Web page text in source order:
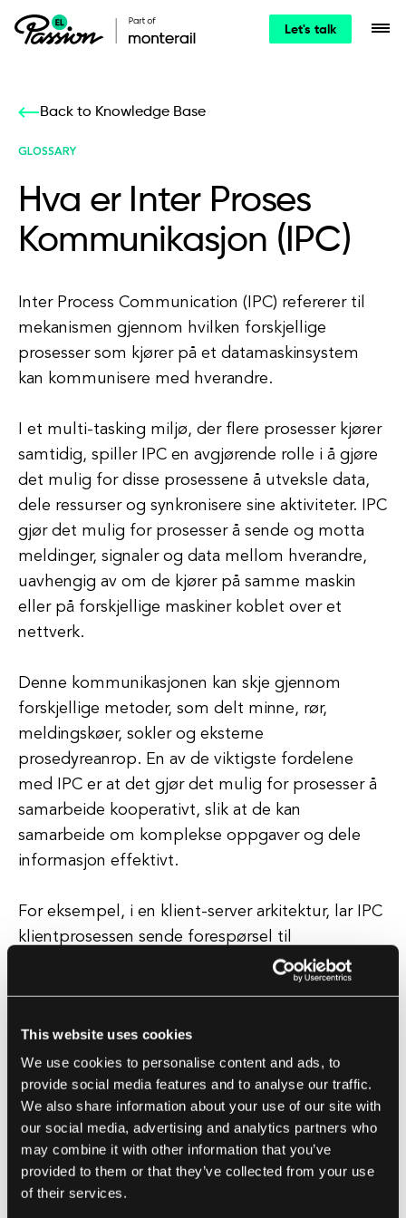
This website uses cookies
We use cookies to personalise content and ads, to
provide social media features and to analyse our traffic.
We also share information about your use of our site with
our social media, advertising and analytics partners who
may combine it with other information that you’ve
provided to them or that they’ve collected from your use
of their services.
Let's talk
Back to Knowledge Base
GLOSSARY
Hva er Inter Proses
Kommunikasjon (IPC)
Inter Process Communication (IPC) refererer til
mekanismen gjennom hvilken forskjellige
prosesser som kjører på et datamaskinsystem
kan kommunisere med hverandre.
I et multi-tasking miljø, der flere prosesser kjører
samtidig, spiller IPC en avgjørende rolle i å gjøre
det mulig for disse prosessene å utveksle data,
dele ressurser og synkronisere sine aktiviteter. IPC
gjør det mulig for prosesser å sende og motta
meldinger, signaler og data mellom hverandre,
uavhengig av om de kjører på samme maskin
eller på forskjellige maskiner koblet over et
nettverk.
Denne kommunikasjonen kan skje gjennom
forskjellige metoder, som delt minne, rør,
meldingskøer, sokler og eksterne
prosedyreanrop. En av de viktigste fordelene
med IPC er at det gjør det mulig for prosesser å
samarbeide kooperativt, slik at de kan
samarbeide om komplekse oppgaver og dele
informasjon effektivt.
For eksempel, i en klient-server arkitektur, lar IPC
klientprosessen sende forespørsel til
serverprosessen, som deretter behandler
forespørslene og sender tilbake resultatene. IPC
sikkerhet og integritet, da det lar prosesser
kommunisere på en kontrollert og sikker måte.
Ved å bruke mekanismer som autentisering,
kryptering og tilgangskontroll, bidrar IPC til å
forhindre uautorisert tilgang til sensitiv data og
ressurser. Totalt sett er IPC en essensiell